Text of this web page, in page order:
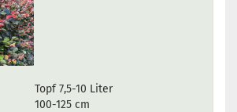
Topf 7,5-10 Liter
100-125 cm